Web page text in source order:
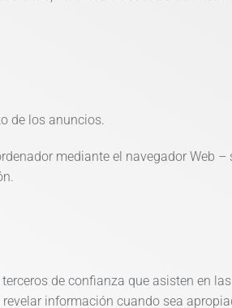
de los anuncios.
mediante el navegador Web –
de confianza que asisten en las
información cuando sea